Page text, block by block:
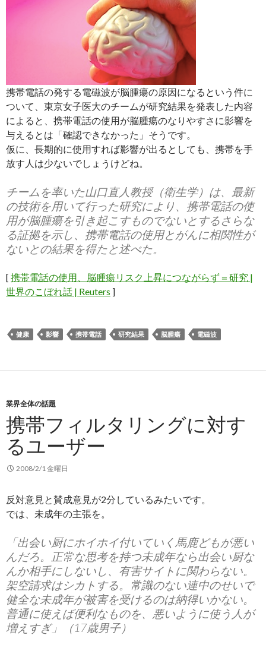
携帯電話の発する電磁波が脳腫瘍の原因になるという件に
ついて、東京女子医大のチームが研究結果を発表した内容
によると、携帯電話の使用が脳腫瘍のなりやすさに影響を
与えるとは「確認できなかった」そうです。
仮に、長期的に使用すれば影響が出るとしても、携帯を手
放す人は少ないでしょうけどね。
チームを率いた山口直人教授（衛生学）は、最新
の技術を用いて行った研究により、携帯電話の使
用が脳腫瘍を引き起こすものでないとするさらな
る証拠を示し、携帯電話の使用とがんに相関性が
ないとの結果を得たと述べた。
[ 携帯電話の使用、脳腫瘍リスク上昇につながらず＝研究 |
世界のこぼれ話 | Reuters ]
健康 影響 携帯電話 研究結果 脳腫瘍 電磁波
業界全体の話題
携帯フィルタリングに対す
るユーザー
2008/2/1 金曜日
反対意見と賛成意見が2分しているみたいです。
では、未成年の主張を。
「出会い厨にホイホイ付いていく馬鹿どもが悪い
んだろ。正常な思考を持つ未成年なら出会い厨な
んか相手にしないし、有害サイトに関わらない。
架空請求はシカトする。常識のない連中のせいで
健全な未成年が被害を受けるのは納得いかない。
普通に使えば便利なものを、悪いように使う人が
増えすぎ」（17歳男子）